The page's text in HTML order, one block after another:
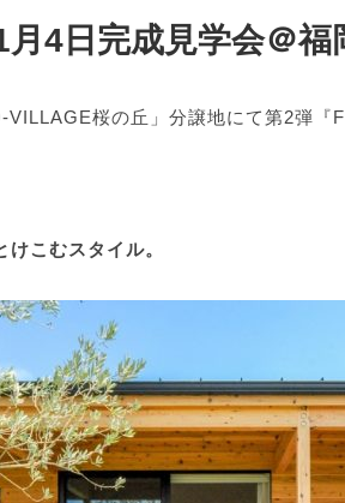
月4日完成見学会＠
VILLAGE桜の丘」分譲地にて第2弾『
こむスタイル。